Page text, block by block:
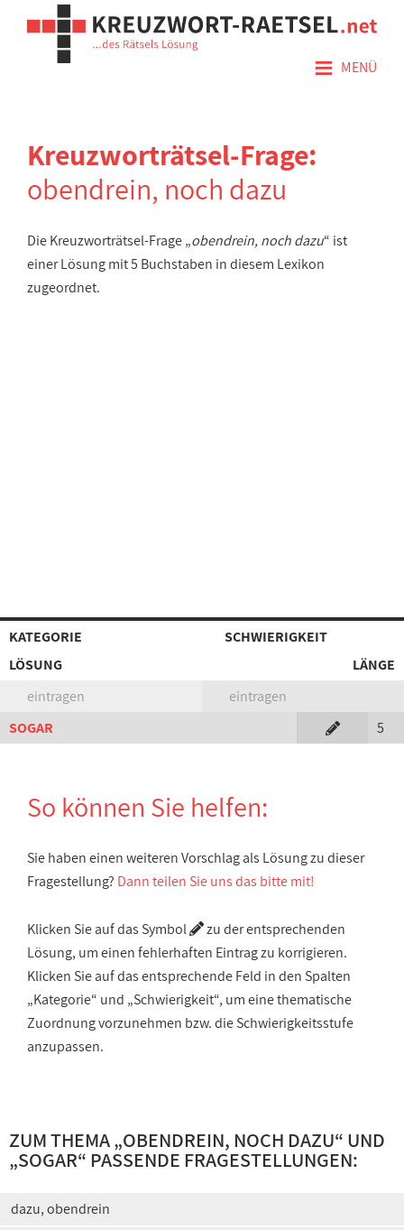
≡ MENÜ
Kreuzworträtsel-Frage:
obendrein, noch dazu
Die Kreuzworträtsel-Frage „obendrein, noch dazu“ ist
einer Lösung mit 5 Buchstaben in diesem Lexikon
zugeordnet.
KATEGORIE
SCHWIERIGKEIT
LÖSUNG
LÄNGE
eintragen
eintragen
SOGAR
5
So können Sie helfen:
Sie haben einen weiteren Vorschlag als Lösung zu dieser
Fragestellung? Dann teilen Sie uns das bitte mit!
Klicken Sie auf das Symbol
zu der entsprechenden
Lösung, um einen fehlerhaften Eintrag zu korrigieren.
Klicken Sie auf das entsprechende Feld in den Spalten
„Kategorie“ und „Schwierigkeit“, um eine thematische
Zuordnung vorzunehmen bzw. die Schwierigkeitsstufe
anzupassen.
ZUM THEMA „OBENDREIN, NOCH DAZU“ UND
„SOGAR“ PASSENDE FRAGESTELLUNGEN:
dazu, obendrein